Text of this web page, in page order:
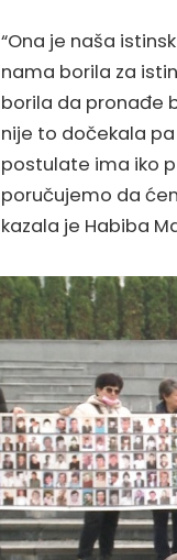
“Ona je naša
nama borila za
borila da pronađe
nije to dočekala
postulate ima iko
poručujemo da
kazala je Habiba